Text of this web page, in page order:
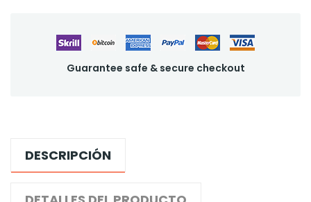
Guarantee safe & secure checkout
DESCRIPCIÓN